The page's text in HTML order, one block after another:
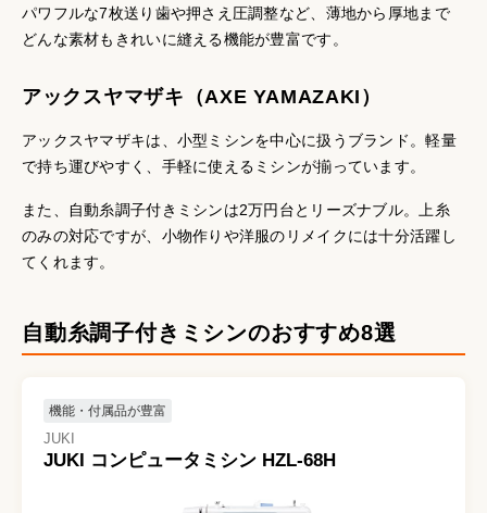
パワフルな7枚送り歯や押さえ圧調整など、薄地から厚地まで
どんな素材もきれいに縫える機能が豊富です。
アックスヤマザキ（AXE YAMAZAKI）
アックスヤマザキは、小型ミシンを中心に扱うブランド。軽量
で持ち運びやすく、手軽に使えるミシンが揃っています。
また、自動糸調子付きミシンは2万円台とリーズナブル。上糸
のみの対応ですが、小物作りや洋服のリメイクには十分活躍し
てくれます。
自動糸調子付きミシンのおすすめ8選
機能・付属品が豊富
JUKI
JUKI コンピュータミシン HZL-68H